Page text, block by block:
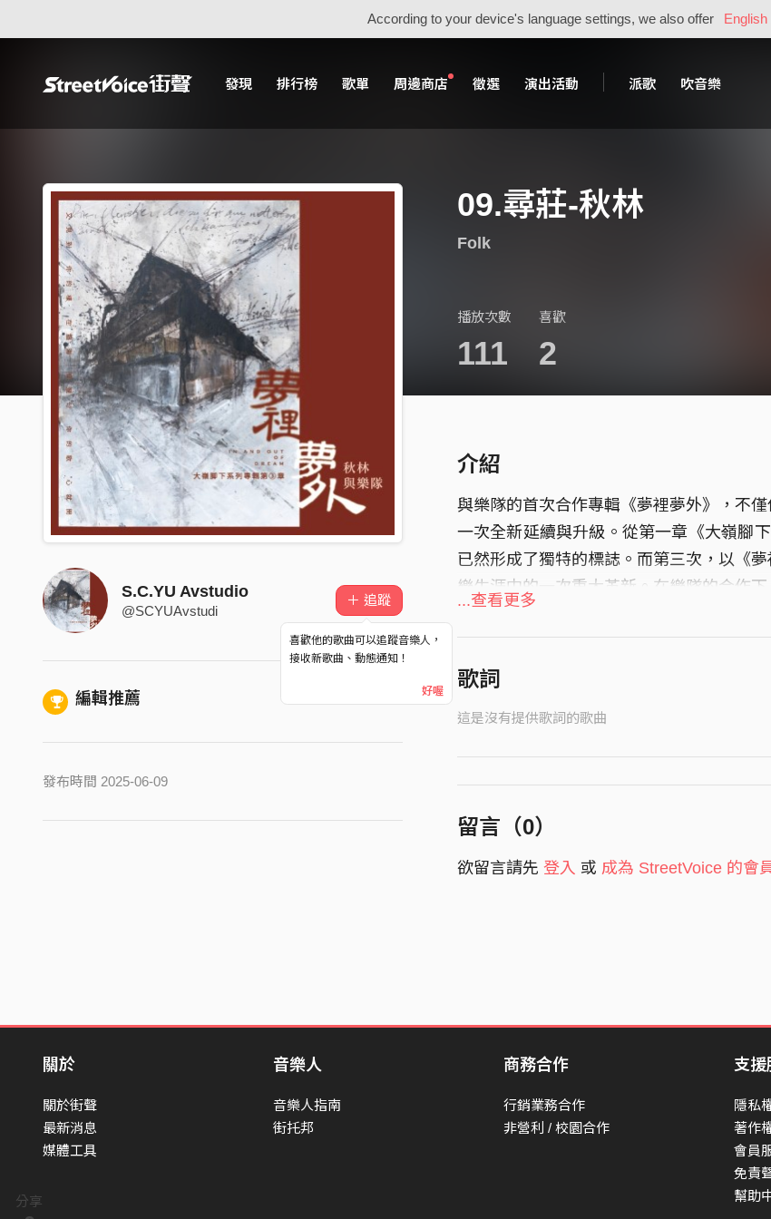
According to your device's language settings, we also offer English
發現 排行榜 歌單 周邊商店 徵選 演出活動 派歌 吹音樂
分享
09.尋莊-秋林
Folk
播放次數
111
喜歡
2
S.C.YU Avstudio
@SCYUAvstudi
＋ 追蹤
喜歡他的歌曲可以追蹤音樂人，
接收新歌曲、動態通知！
好喔
編輯推薦
發布時間 2025-06-09
介紹
與樂隊的首次合作專輯《夢裡夢外》，不
一次全新延續與升級。從第一章《大嶺腳
已然形成了獨特的標誌。而第三次，以《
樂生涯中的一次重大革新。在樂隊的合作
流暢。這種融合不僅讓聽眾感受到了客家
...查看更多
歌詞
這是沒有提供歌詞的歌曲
留言（0）
欲留言請先 登入 或 成為 StreetVoice 的會
關於
關於街聲
最新消息
媒體工具
音樂人
音樂人指南
街托邦
商務合作
行銷業務合作
非營利 / 校園合作
支援
隱私
著作
會員
免責
幫助